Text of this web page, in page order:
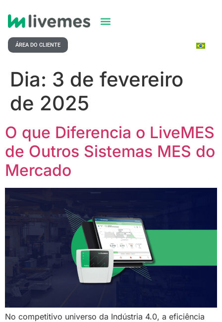
ÁREA DO CLIENTE
Dia: 3 de fevereiro
de 2025
O que Diferencia o LiveMES
de Outros Sistemas MES do
Mercado
No competitivo universo da Indústria 4.0, a eficiência